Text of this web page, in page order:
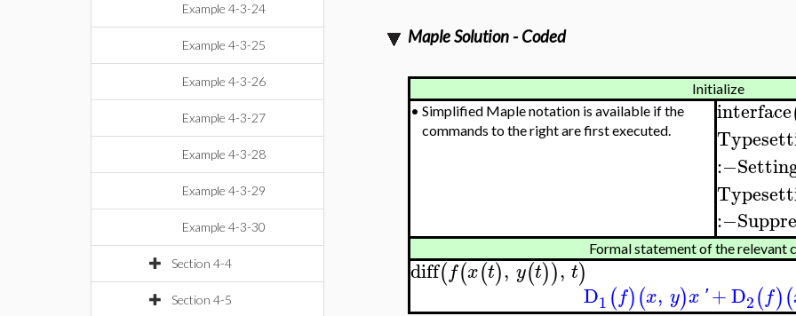
Example 4-3-24
Example 4-3-25
Example 4-3-26
Example 4-3-27
Example 4-3-28
Example 4-3-29
Example 4-3-30
Section 4-4
Section 4-5
Maple Solution - Coded
Initialize
• Simplified Maple notation is available if the
commands to the right are first executed.
interface
:−
:−
Formal statement of the relevant
diff(f(x(t), y(t)), t)
D1 (f)(x, y)x '+D2(f)(